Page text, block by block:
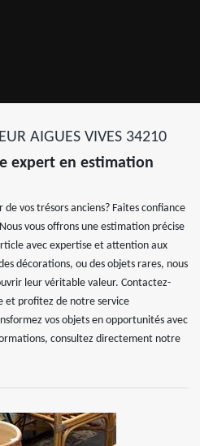
AIGUES VIVES 34210
expert en estimation
vos trésors anciens? Faites confiance
vous offrons une estimation précise
avec expertise et attention aux
décorations, ou des objets rares, nous
leur véritable valeur. Contactez-
et profitez de notre service
vos objets en opportunités avec
consultez directement notre